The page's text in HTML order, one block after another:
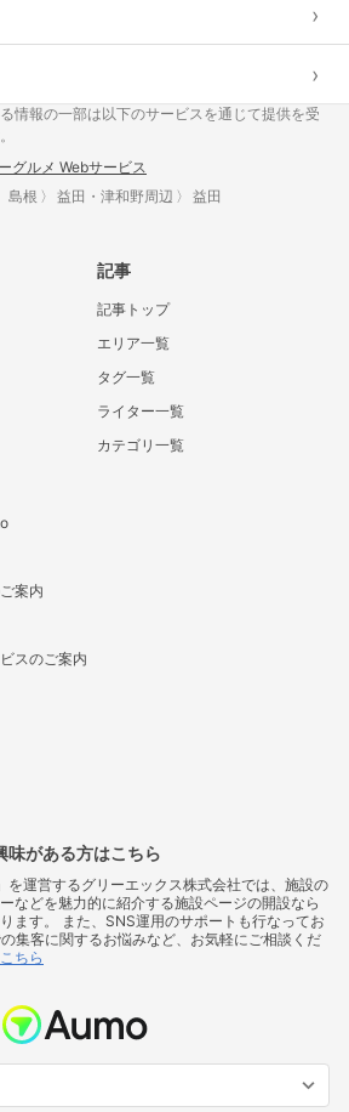
›
›
情報の一部は以下のサービスを通じて提供を受
グルメ Webサービス
島根 益田・津和野周辺 益田
記事
記事トップ
エリア一覧
タグ一覧
ライター一覧
カテゴリ一覧
案内
スのご案内
がある方はこちら
を運営するグリーエックス株式会社では、施設の
などを魅力的に紹介する施設ページの開設なら
ます。 また、SNS運用のサポートも行なってお
集客に関するお悩みなど、お気軽にご相談くだ
ちら